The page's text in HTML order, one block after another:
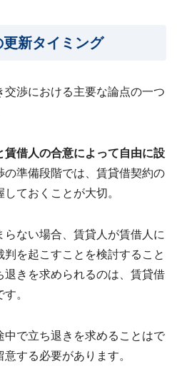
新タイミング
渉における主要な論点の一つ
賃借人の合意によって自由に設
の準備段階では、賃貸借契約の
ておくことが大切。
ない場合、賃貸人が賃借人に
を起こすことを検討すること
退きを求められるのは、賃貸借
。
で立ち退きを求めることはで
する必要があります。